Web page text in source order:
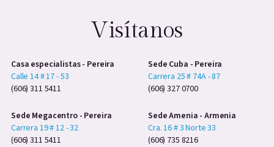
Visítanos
Casa especialistas - Pereira
Calle 14 # 17 - 53
(606) 311 5411
Sede Cuba - Pereira
Carrera 25 # 74A - 87
(606) 327 0700
Sede Megacentro - Pereira
Carrera 19 # 12 - 32
(606) 311 5411
Sede Amenia - Armenia
Cra. 16 # 3 Norte 33
(606) 735 8216